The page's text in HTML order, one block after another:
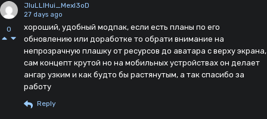
0
JluLLlHui_Mexl3oD
27 days ago
хороший, удобный модпак, если есть планы по его
обновлению или доработке то обрати внимание на
непрозрачную плашку от ресурсов до аватара с верху экрана,
сам концепт крутой но на мобильных устройствах он делает
ангар узким и как будто бы растянутым, а так спасибо за
работу
Reply